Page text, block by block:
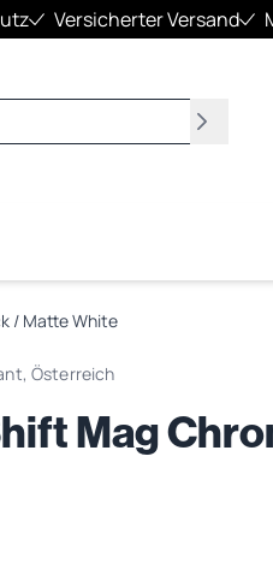
Versicherter Versand
Suchen
/ Matte White
Österreich
Mag